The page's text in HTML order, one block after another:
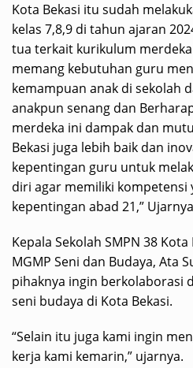
Kota Bekasi itu sudah
kelas 7,8,9 di tahun ajaran
tua terkait kurikulum
memang kebutuhan guru
kemampuan anak di sekolah
anakpun senang dan
merdeka ini dampak dan
Bekasi juga lebih baik dan
kepentingan guru untuk
diri agar memiliki kompetensi
kepentingan abad 21,”
Kepala Sekolah SMPN 38
MGMP Seni dan Budaya, Ata
pihaknya ingin berkolaborasi
seni budaya di Kota Bekasi.
“Selain itu juga kami ingin
kerja kami kemarin,” ujarnya.